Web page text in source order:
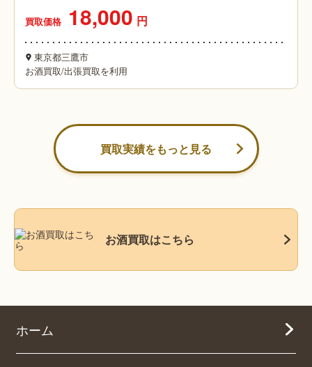
買取価格 18,000 円
東京都三鷹市
お酒買取/出張買取を利用
買取実績をもっと見る
お酒買取はこちら
ホーム